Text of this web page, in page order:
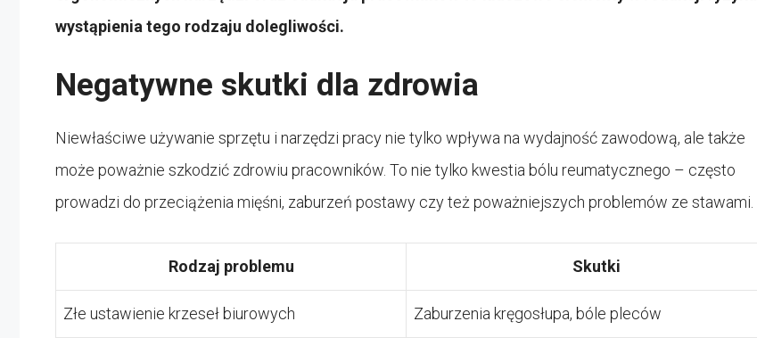
wystąpienia tego rodzaju dolegliwości.
Negatywne skutki dla zdrowia
Niewłaściwe używanie sprzętu i narzędzi pracy nie tylko wpływa na wydajność zawodową, ale także
może poważnie szkodzić zdrowiu pracowników. To nie tylko kwestia bólu reumatycznego – często
prowadzi do przeciążenia mięśni, zaburzeń postawy czy też poważniejszych problemów ze stawami.
Rodzaj problemu Skutki
Złe ustawienie krzeseł biurowych Zaburzenia kręgosłupa, bóle pleców